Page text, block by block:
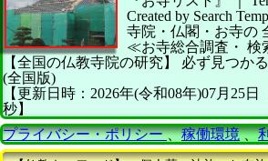
Created by Search
寺院・仏閣・お寺の
≪お寺総合調査・ 検
【全国の仏教寺院の研究】
必ず見つか
(全国版)
【更新日時：2026年(令和08年)07月25
秒】
プライバシー・ポリシー、稼働環境、